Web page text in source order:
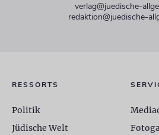
verlag@juedische-
redaktion@juedische-
RESSORTS
Politik
Jüdische Welt